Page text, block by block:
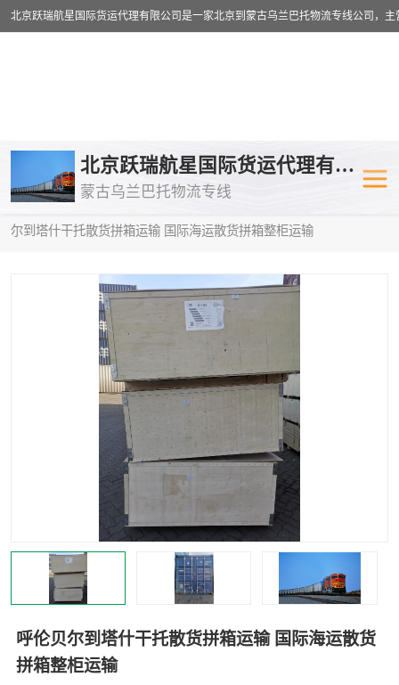
北京跃瑞航星国际货运代理有限公司
蒙古乌兰巴托物流专线
尔到塔什干托散货拼箱运输 国际海运散货拼箱整柜运输
呼伦贝尔到塔什干托散货拼箱运输 国际海运散货
拼箱整柜运输
乌兰巴托物流专线 乌兰巴托铁
乌兰巴托公路运输
中欧班列 欧洲铁路运输
蒙古乌兰巴托双清包税
蒙古乌兰巴托空运专线
蒙古乌兰巴托汽运专线
中亚铁路运输